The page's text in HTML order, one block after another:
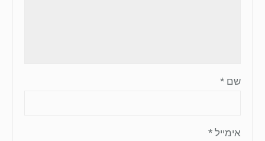
שם *
אימייל *